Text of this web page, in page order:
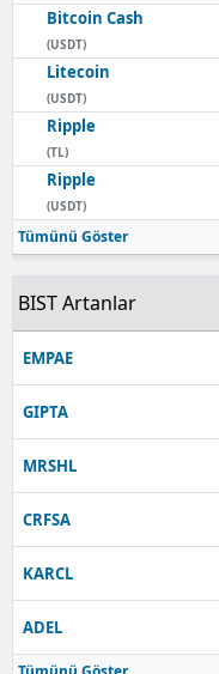
Bitcoin Cash
(USDT)
Litecoin
(USDT)
Ripple
(TL)
Ripple
(USDT)
Tümünü Göster
BIST Artanlar
EMPAE
GIPTA
MRSHL
CRFSA
KARCL
ADEL